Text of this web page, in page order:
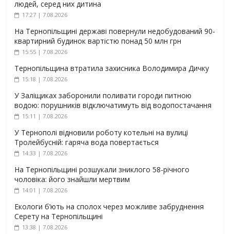
людей, серед них дитина
17:27 | 7.08.2026
На Тернопільщині державі повернули недобудований 90-
квартирний будинок вартістю понад 50 млн грн
15:55 | 7.08.2026
Тернопільщина втратила захисника Володимира Дичку
15:18 | 7.08.2026
У Заліщиках заборонили поливати городи питною
водою: порушників відключатимуть від водопостачання
15:11 | 7.08.2026
У Тернополі відновили роботу котельні на вулиці
Тролейбусній: гаряча вода повертається
14:33 | 7.08.2026
На Тернопільщині розшукали зниклого 58-річного
чоловіка: його знайшли мертвим
14:01 | 7.08.2026
Екологи б’ють на сполох через можливе забруднення
Серету на Тернопільщині
13:38 | 7.08.2026